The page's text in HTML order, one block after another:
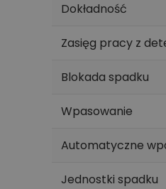
Dokładność
Zasięg pracy z
Blokada spadku
Wpasowanie
Automatyczne
Jednostki spadku